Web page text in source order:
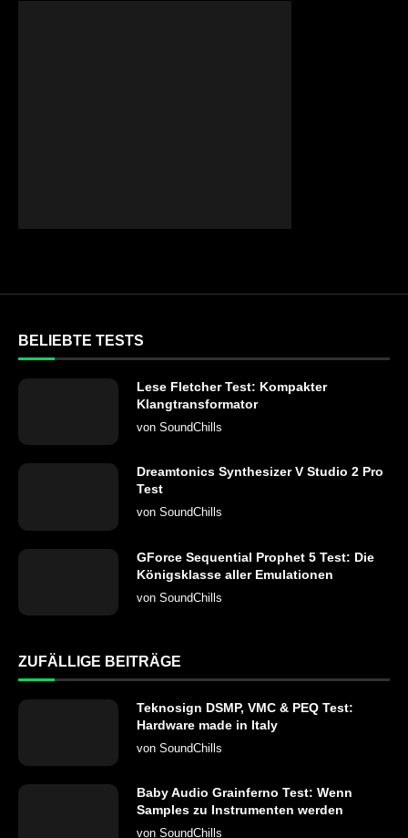
BELIEBTE TESTS
Lese Fletcher Test: Kompakter
Klangtransformator
von SoundChills
Dreamtonics Synthesizer V Studio 2 Pro
Test
von SoundChills
GForce Sequential Prophet 5 Test: Die
Königsklasse aller Emulationen
von SoundChills
ZUFÄLLIGE BEITRÄGE
Teknosign DSMP, VMC & PEQ Test:
Hardware made in Italy
von SoundChills
Baby Audio Grainferno Test: Wenn
Samples zu Instrumenten werden
von SoundChills